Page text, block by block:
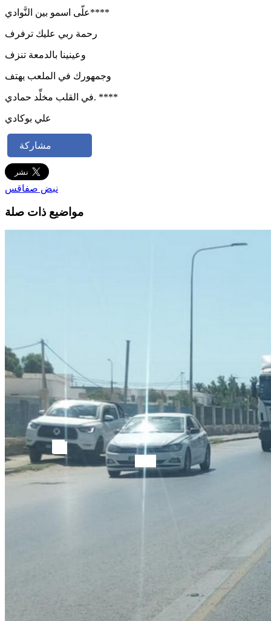
علّى اسمو بين النَّوادي****
رحمة ربي عليك ترفرف
وعينينا بالدمعة تنزف
وجمهورك في الملعب يهتف
في القلب مخلِّد حمادي. ****
مشاركة
نبض صفاقس
مواضيع ذات صلة